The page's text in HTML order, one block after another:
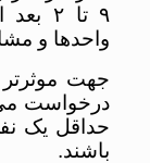
۹ تا
واحدها و
جهت موثرتر
درخواست
حداقل یک
باشند.